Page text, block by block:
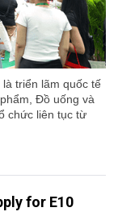
triển lãm quốc tế
Đồ uống và
chức liên tục từ
for E10